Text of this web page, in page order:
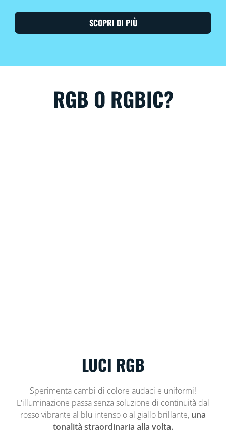
SCOPRI DI PIÙ
RGB O RGBIC?
LUCI RGB
Sperimenta cambi di colore audaci e uniformi!
L'illuminazione passa senza soluzione di continuità dal
rosso vibrante al blu intenso o al giallo brillante, una
tonalità straordinaria alla volta.